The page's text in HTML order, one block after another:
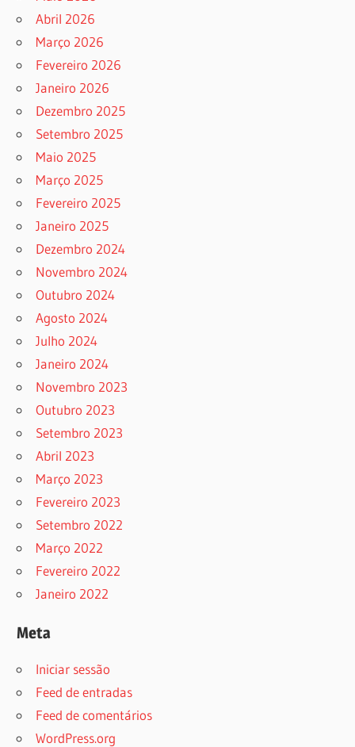
Abril 2026
Março 2026
Fevereiro 2026
Janeiro 2026
Dezembro 2025
Setembro 2025
Maio 2025
Março 2025
Fevereiro 2025
Janeiro 2025
Dezembro 2024
Novembro 2024
Outubro 2024
Agosto 2024
Julho 2024
Janeiro 2024
Novembro 2023
Outubro 2023
Setembro 2023
Abril 2023
Março 2023
Fevereiro 2023
Setembro 2022
Março 2022
Fevereiro 2022
Janeiro 2022
Meta
Iniciar sessão
Feed de entradas
Feed de comentários
WordPress.org